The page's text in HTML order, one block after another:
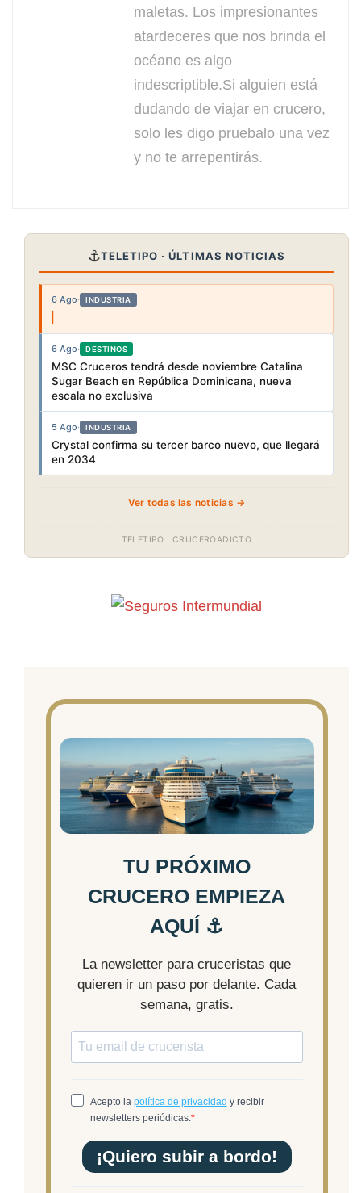
maletas. Los impresionantes
atardeceres que nos brinda el
océano es algo
indescriptible.Si alguien está
dudando de viajar en crucero,
solo les digo pruebalo una vez
y no te arrepentirás.
⚓TELETIPO · ÚLTIMAS NOTICIAS
6 Ago· INDUSTRIA
6 Ago· DESTINOS
MSC Cruceros tendrá desde noviembre Catalina
Sugar Beach en República Dominicana, nueva
escala no exclusiva
5 Ago· INDUSTRIA
Crystal confirma su tercer barco nuevo, que llegará
en 2034
Ver todas las noticias →
TELETIPO · CRUCEROADICTO